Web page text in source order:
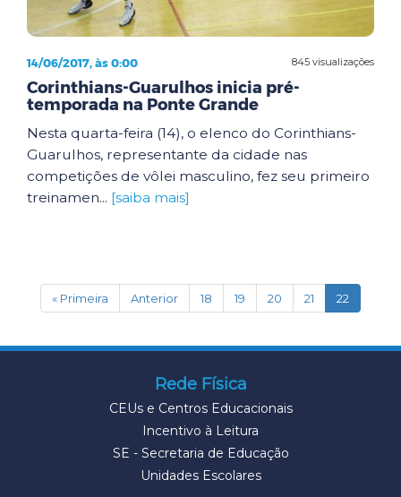
845 visualizações
14/06/2017, às 0:00
Corinthians-Guarulhos inicia pré-
temporada na Ponte Grande
Nesta quarta-feira (14), o elenco do Corinthians-
Guarulhos, representante da cidade nas
competições de vôlei masculino, fez seu primeiro
treinamen... [saiba mais]
« Primeira Anterior 18 19 20 21 22
Rede Física
CEUs e Centros Educacionais
Incentivo à Leitura
SE - Secretaria de Educação
Unidades Escolares